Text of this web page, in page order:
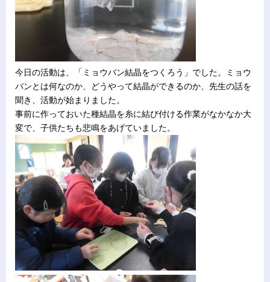
今日の活動は、「ミョウバン結晶をつくろう」でした。ミョウ
バンとは何なのか、どうやって結晶ができるのか、先生の話を
聞き、活動が始まりました。
事前に作っておいた種結晶を糸に結び付ける作業がなかなか大
変で、子供たちも悲鳴をあげていました。